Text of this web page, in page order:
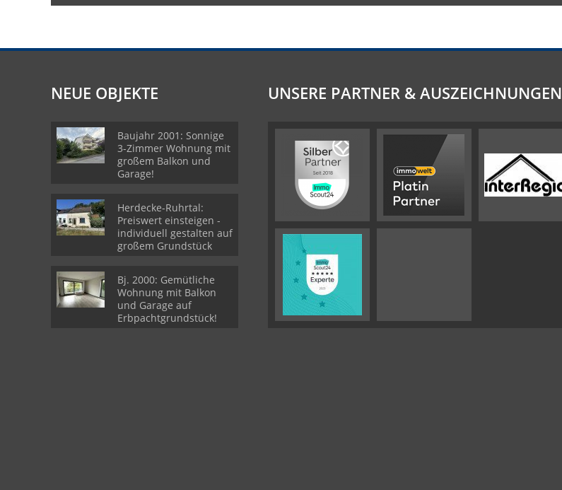
NEUE OBJEKTE
Baujahr 2001: Sonnige
3-Zimmer Wohnung mit
großem Balkon und
Garage!
Herdecke-Ruhrtal:
Preiswert einsteigen -
individuell gestalten auf
großem Grundstück
Bj. 2000: Gemütliche
Wohnung mit Balkon
und Garage auf
Erbpachtgrundstück!
UNSERE PARTNER & AUSZEICHNUNGEN